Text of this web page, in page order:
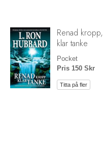
Renad kropp,
klar tanke
Pocket
Pris 150 Skr
Titta på fler